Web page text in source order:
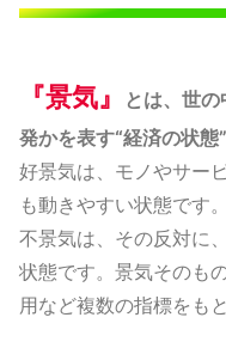
『景気』
とは、世
発かを表す“経済の状態”
好景気は、モノやサー
も動きやすい状態です。
不景気は、その反対に
状態です。景気そのも
用など複数の指標をも